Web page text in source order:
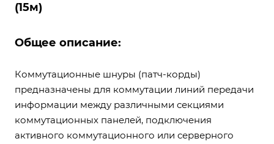
(15м)
Общее описание:
Коммутационные шнуры (патч-корды)
предназначены для коммутации линий передачи
информации между различными секциями
коммутационных панелей, подключения
активного коммутационного или серверного